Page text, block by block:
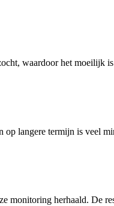
waardoor het moeilijk
op langere termijn is veel
monitoring herhaald. De